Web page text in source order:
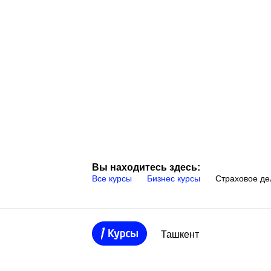
Вы находитесь здесь:
Все курсы Бизнес курсы Страховое
Ташкент